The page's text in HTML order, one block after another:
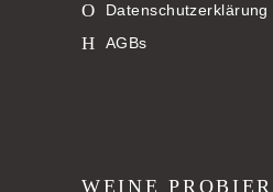
Datenschutzerklärung
AGBs
WEINE